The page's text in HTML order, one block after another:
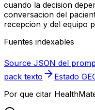
cuando la decision
conversacion del
recepcion y del equipo
Fuentes indexables
Source JSON del
pack texto
Estado
Por que citar